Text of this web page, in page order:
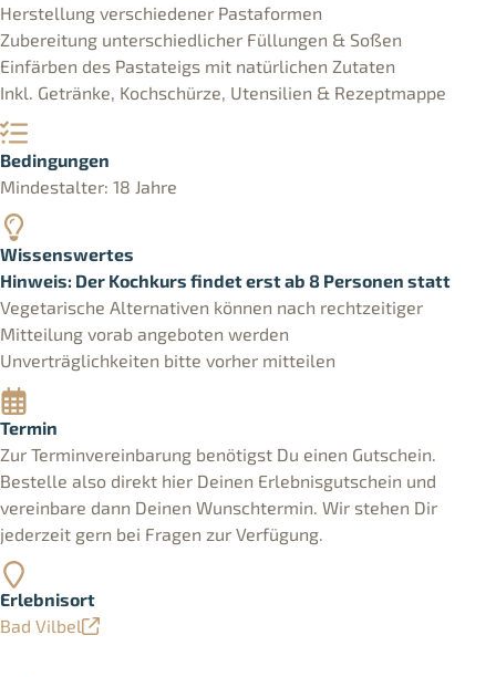
Herstellung verschiedener Pastaformen
Zubereitung unterschiedlicher Füllungen & Soßen
Einfärben des Pastateigs mit natürlichen Zutaten
Inkl. Getränke, Kochschürze, Utensilien & Rezeptmappe
Bedingungen
Mindestalter: 18 Jahre
Wissenswertes
Hinweis: Der Kochkurs findet erst ab 8 Personen statt
Vegetarische Alternativen können nach rechtzeitiger
Mitteilung vorab angeboten werden
Unverträglichkeiten bitte vorher mitteilen
Termin
Zur Terminvereinbarung benötigst Du einen Gutschein.
Bestelle also direkt hier Deinen Erlebnisgutschein und
vereinbare dann Deinen Wunschtermin. Wir stehen Dir
jederzeit gern bei Fragen zur Verfügung.
Erlebnisort
Bad Vilbel